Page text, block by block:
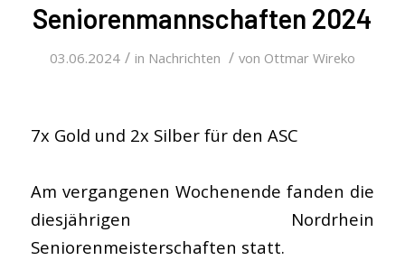
Seniorenmannschaften 2024
03.06.2024 / in Nachrichten / von Ottmar Wireko
7x Gold und 2x Silber für den ASC
Am vergangenen Wochenende fanden die
diesjährigen Nordrhein
Seniorenmeisterschaften statt.